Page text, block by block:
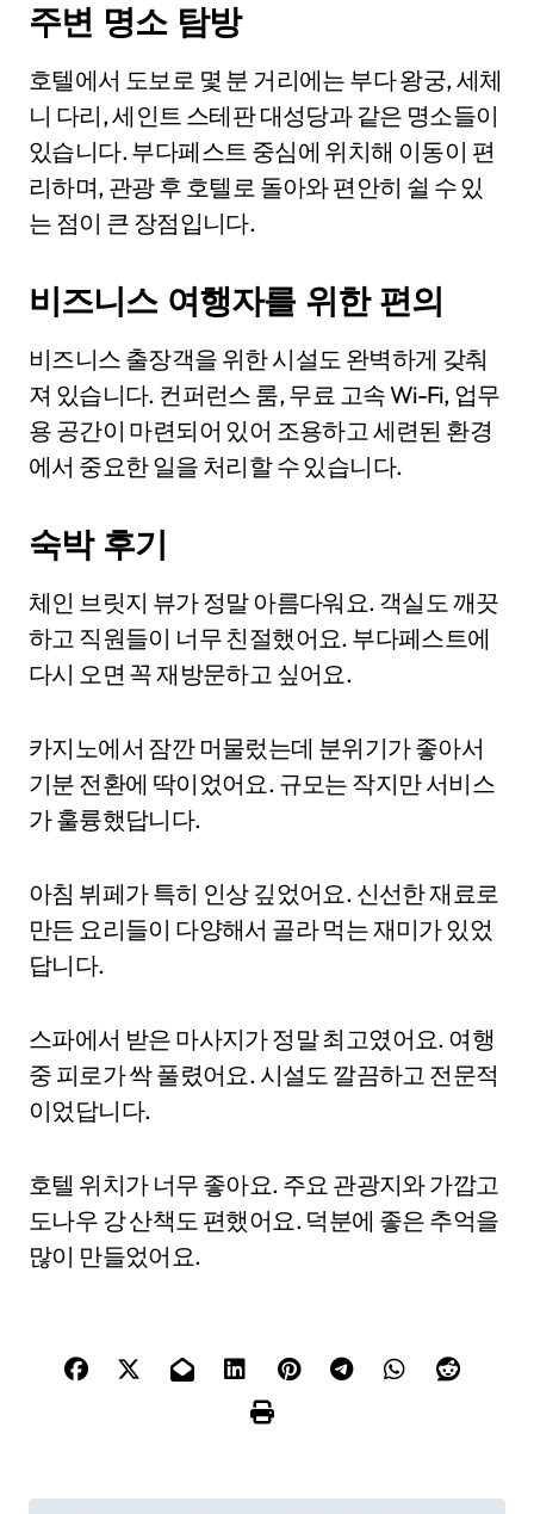
주변 명소 탐방
호텔에서 도보로 몇 분 거리에는 부다 왕궁, 세체
니 다리, 세인트 스테판 대성당과 같은 명소들이
있습니다. 부다페스트 중심에 위치해 이동이 편
리하며, 관광 후 호텔로 돌아와 편안히 쉴 수 있
는 점이 큰 장점입니다.
비즈니스 여행자를 위한 편의
비즈니스 출장객을 위한 시설도 완벽하게 갖춰
져 있습니다. 컨퍼런스 룸, 무료 고속 Wi-Fi, 업무
용 공간이 마련되어 있어 조용하고 세련된 환경
에서 중요한 일을 처리할 수 있습니다.
숙박 후기
체인 브릿지 뷰가 정말 아름다워요. 객실도 깨끗
하고 직원들이 너무 친절했어요. 부다페스트에
다시 오면 꼭 재방문하고 싶어요.
카지노에서 잠깐 머물렀는데 분위기가 좋아서
기분 전환에 딱이었어요. 규모는 작지만 서비스
가 훌륭했답니다.
아침 뷔페가 특히 인상 깊었어요. 신선한 재료로
만든 요리들이 다양해서 골라 먹는 재미가 있었
답니다.
스파에서 받은 마사지가 정말 최고였어요. 여행
중 피로가 싹 풀렸어요. 시설도 깔끔하고 전문적
이었답니다.
호텔 위치가 너무 좋아요. 주요 관광지와 가깝고
도나우 강 산책도 편했어요. 덕분에 좋은 추억을
많이 만들었어요.